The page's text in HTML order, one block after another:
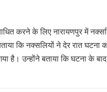
करने के लिए नारायणपुर में
कि नक्सलियों ने देर रात
है। उन्होंने बताया कि घटना के